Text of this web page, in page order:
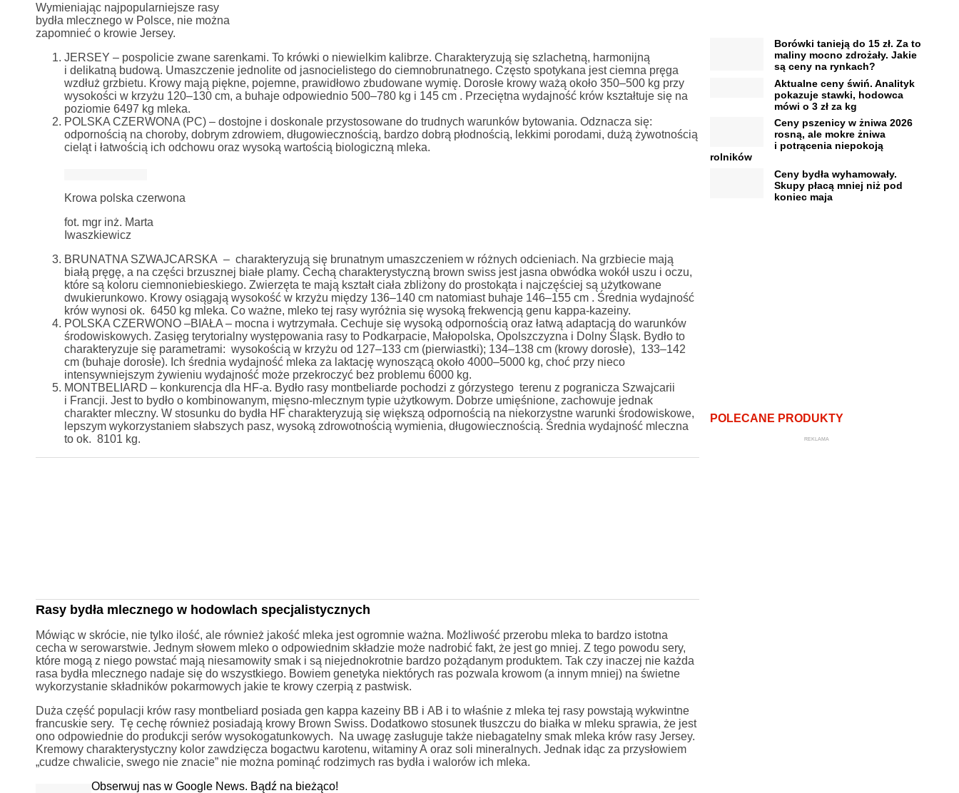
Wymieniając najpopularniejsze rasy
bydła mlecznego w Polsce, nie można
zapomnieć o krowie Jersey.
JERSEY – pospolicie zwane sarenkami. To krówki o niewielkim kalibrze. Charakteryzują się szlachetną, harmonijną
i delikatną budową. Umaszczenie jednolite od jasnocielistego do ciemnobrunatnego. Często spotykana jest ciemna pręga
wzdłuż grzbietu. Krowy mają piękne, pojemne, prawidłowo zbudowane wymię. Dorosłe krowy ważą około 350–500 kg przy
wysokości w krzyżu 120–130 cm, a buhaje odpowiednio 500–780 kg i 145 cm . Przeciętna wydajność krów kształtuje się na
poziomie 6497 kg mleka.
POLSKA CZERWONA (PC) – dostojne i doskonale przystosowane do trudnych warunków bytowania. Odznacza się:
odpornością na choroby, dobrym zdrowiem, długowiecznością, bardzo dobrą płodnością, lekkimi porodami, dużą żywotnością
cieląt i łatwością ich odchowu oraz wysoką wartością biologiczną mleka.
Krowa polska czerwona
fot. mgr inż. Marta
Iwaszkiewicz
BRUNATNA SZWAJCARSKA – charakteryzują się brunatnym umaszczeniem w różnych odcieniach. Na grzbiecie mają
białą pręgę, a na części brzusznej białe plamy. Cechą charakterystyczną brown swiss jest jasna obwódka wokół uszu i oczu,
które są koloru ciemnoniebieskiego. Zwierzęta te mają kształt ciała zbliżony do prostokąta i najczęściej są użytkowane
dwukierunkowo. Krowy osiągają wysokość w krzyżu między 136–140 cm natomiast buhaje 146–155 cm . Średnia wydajność
krów wynosi ok. 6450 kg mleka. Co ważne, mleko tej rasy wyróżnia się wysoką frekwencją genu kappa-kazeiny.
POLSKA CZERWONO –BIAŁA – mocna i wytrzymała. Cechuje się wysoką odpornością oraz łatwą adaptacją do warunków
środowiskowych. Zasięg terytorialny występowania rasy to Podkarpacie, Małopolska, Opolszczyzna i Dolny Śląsk. Bydło to
charakteryzuje się parametrami: wysokością w krzyżu od 127–133 cm (pierwiastki); 134–138 cm (krowy dorosłe), 133–142
cm (buhaje dorosłe). Ich średnia wydajność mleka za laktację wynoszącą około 4000–5000 kg, choć przy nieco
intensywniejszym żywieniu wydajność może przekroczyć bez problemu 6000 kg.
MONTBELIARD – konkurencja dla HF-a. Bydło rasy montbeliarde pochodzi z górzystego terenu z pogranicza Szwajcarii
i Francji. Jest to bydło o kombinowanym, mięsno-mlecznym typie użytkowym. Dobrze umięśnione, zachowuje jednak
charakter mleczny. W stosunku do bydła HF charakteryzują się większą odpornością na niekorzystne warunki środowiskowe,
lepszym wykorzystaniem słabszych pasz, wysoką zdrowotnością wymienia, długowiecznością. Średnia wydajność mleczna
to ok. 8101 kg.
Rasy bydła mlecznego w hodowlach specjalistycznych
Mówiąc w skrócie, nie tylko ilość, ale również jakość mleka jest ogromnie ważna. Możliwość przerobu mleka to bardzo istotna
cecha w serowarstwie. Jednym słowem mleko o odpowiednim składzie może nadrobić fakt, że jest go mniej. Z tego powodu sery,
które mogą z niego powstać mają niesamowity smak i są niejednokrotnie bardzo pożądanym produktem. Tak czy inaczej nie każda
rasa bydła mlecznego nadaje się do wszystkiego. Bowiem genetyka niektórych ras pozwala krowom (a innym mniej) na świetne
wykorzystanie składników pokarmowych jakie te krowy czerpią z pastwisk.
Duża część populacji krów rasy montbeliard posiada gen kappa kazeiny BB i AB i to właśnie z mleka tej rasy powstają wykwintne
francuskie sery. Tę cechę również posiadają krowy Brown Swiss. Dodatkowo stosunek tłuszczu do białka w mleku sprawia, że jest
ono odpowiednie do produkcji serów wysokogatunkowych. Na uwagę zasługuje także niebagatelny smak mleka krów rasy Jersey.
Kremowy charakterystyczny kolor zawdzięcza bogactwu karotenu, witaminy A oraz soli mineralnych. Jednak idąc za przysłowiem
„cudze chwalicie, swego nie znacie” nie można pominąć rodzimych ras bydła i walorów ich mleka.
Obserwuj nas w Google News. Bądź na bieżąco!
Borówki tanieją do 15 zł. Za to
maliny mocno zdrożały. Jakie
są ceny na rynkach?
Aktualne ceny świń. Analityk
pokazuje stawki, hodowca
mówi o 3 zł za kg
Ceny pszenicy w żniwa 2026
rosną, ale mokre żniwa
i potrącenia niepokoją
rolników
Ceny bydła wyhamowały.
Skupy płacą mniej niż pod
koniec maja
POLECANE PRODUKTY
REKLAMA